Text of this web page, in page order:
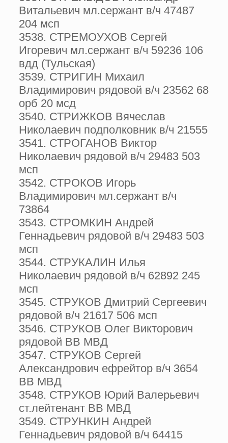
Витальевич мл.сержант в/ч 47487
204 мсп
3538. СТРЕМОУХОВ Сергей
Игоревич мл.сержант в/ч 59236 106
вдд (Тульская)
3539. СТРИГИН Михаил
Владимирович рядовой в/ч 23562 68
орб 20 мсд
3540. СТРИЖКОВ Вячеслав
Николаевич подполковник в/ч 21555
3541. СТРОГАНОВ Виктор
Николаевич рядовой в/ч 29483 503
мсп
3542. СТРОКОВ Игорь
Владимирович мл.сержант в/ч
73864
3543. СТРОМКИН Андрей
Геннадьевич рядовой в/ч 29483 503
мсп
3544. СТРУКАЛИН Илья
Николаевич рядовой в/ч 62892 245
мсп
3545. СТРУКОВ Дмитрий Сергеевич
рядовой в/ч 21617 506 мсп
3546. СТРУКОВ Олег Викторович
рядовой ВВ МВД
3547. СТРУКОВ Сергей
Александрович ефрейтор в/ч 3654
ВВ МВД
3548. СТРУКОВ Юрий Валерьевич
ст.лейтенант ВВ МВД
3549. СТРУНКИН Андрей
Геннадьевич рядовой в/ч 64415